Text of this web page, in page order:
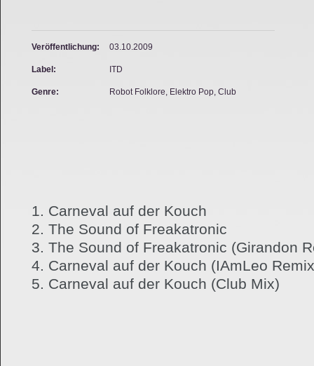
Veröffentlichung: 03.10.2009
Label: ITD
Genre: Robot Folklore, Elektro Pop, Club
1. Carneval auf der Kouch
2. The Sound of Freakatronic
3. The Sound of Freakatronic (Girandon
4. Carneval auf der Kouch (IAmLeo
5. Carneval auf der Kouch (Club Mix)